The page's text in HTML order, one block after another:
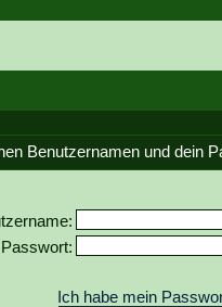
Benutzernamen und dein
Passwort:
Ich habe mein